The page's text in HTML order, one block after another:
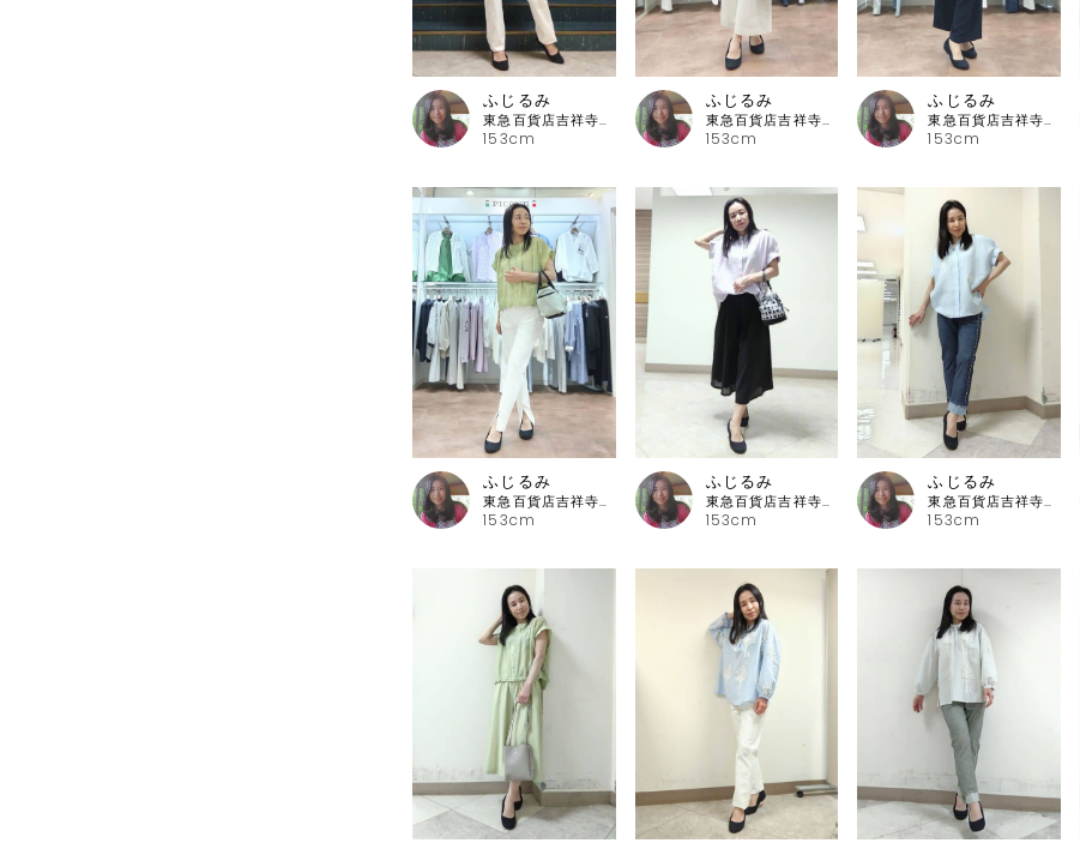
153cm
ふじるみ
東急百貨店吉祥寺店 ピッコーネ
153cm
ふじるみ
東急百貨店吉祥寺店 ピッコーネ
153cm
ふじるみ
東急百貨店吉祥寺店 ピッコーネ
153cm
ふじるみ
東急百貨店吉祥寺店 ピッコーネ
153cm
ふじるみ
東急百貨店吉祥寺店 ピッコーネ
153cm
ふじるみ
東急百貨店吉祥寺店 ピッコーネ